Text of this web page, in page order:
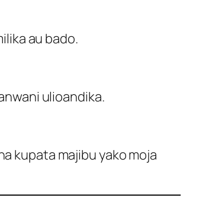
au bado.
ulioandika.
kupata majibu yako moja